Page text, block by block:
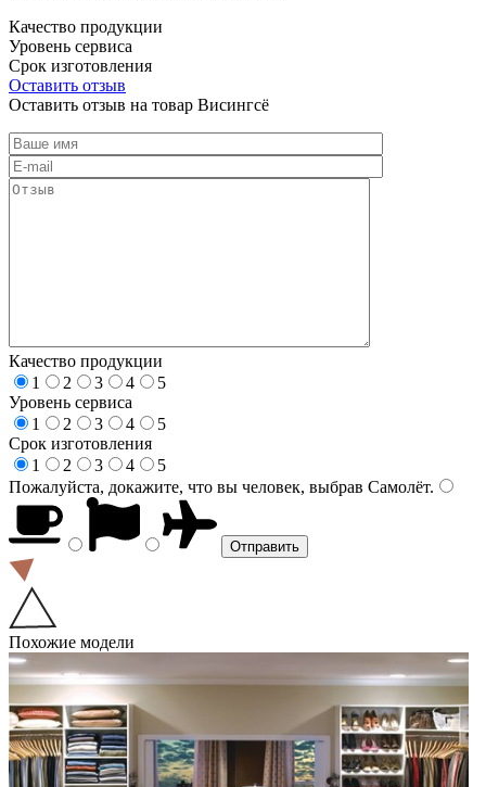
Качество продукции
Уровень сервиса
Срок изготовления
Оставить отзыв
Оставить отзыв на товар Висингсё
Качество продукции
1
2 3 4
5
Уровень сервиса
1
2 3 4
5
Срок изготовления
1
2 3 4
5
Пожалуйста, докажите, что вы человек, выбрав Самолёт.
Похожие модели